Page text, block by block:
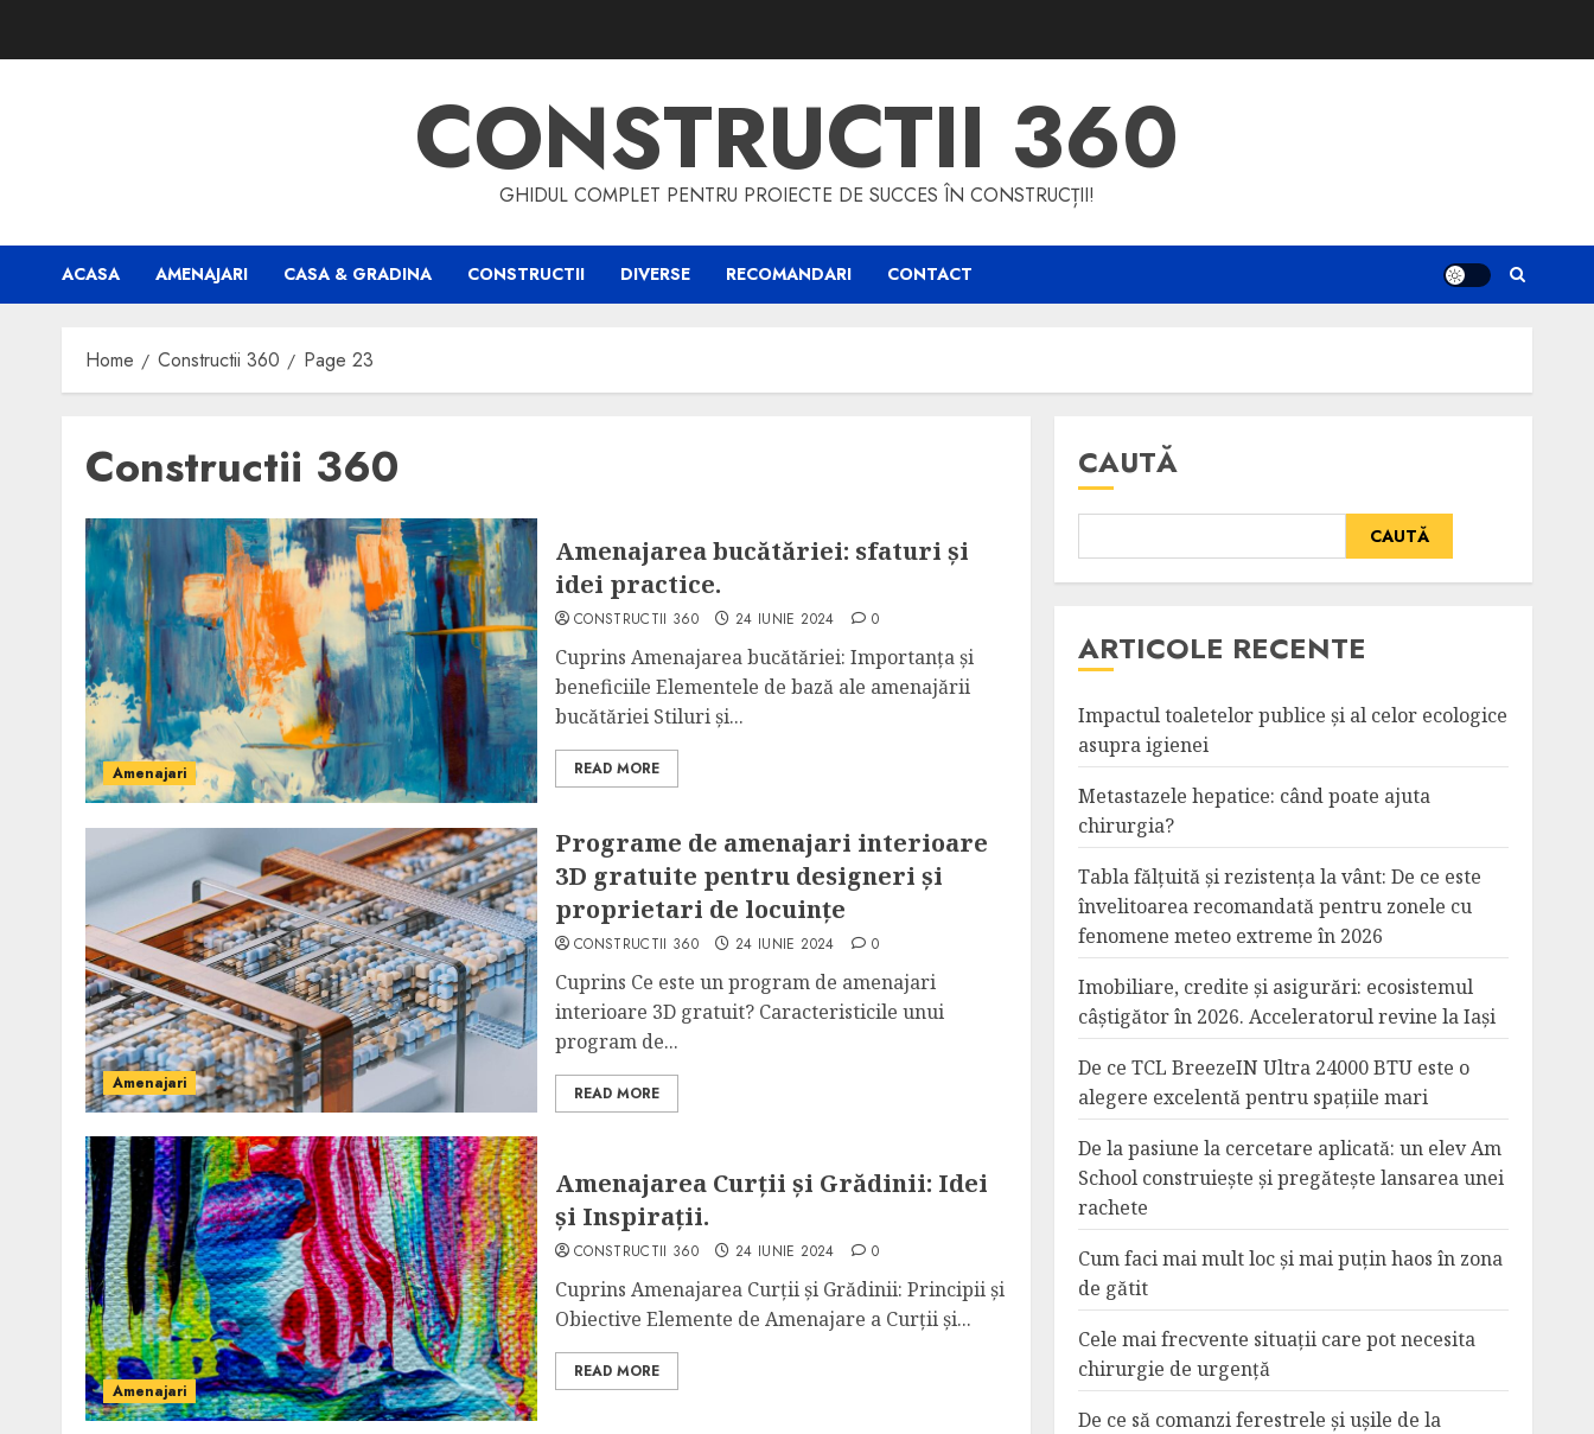
CONSTRUCTII 360
GHIDUL COMPLET PENTRU PROIECTE DE SUCCES ÎN CONSTRUCȚII!
ACASA AMENAJARI CASA & GRADINA CONSTRUCTII DIVERSE RECOMANDARI CONTACT
Home Constructii 360 Page 23
Constructii 360
Amenajari
Amenajarea bucătăriei: sfaturi și
idei practice.
CONSTRUCTII 360 24 IUNIE 2024 0
Cuprins Amenajarea bucătăriei: Importanța și
beneficiile Elementele de bază ale amenajării
bucătăriei Stiluri și...
READ MORE
Amenajari
Programe de amenajari interioare
3D gratuite pentru designeri și
proprietari de locuințe
CONSTRUCTII 360 24 IUNIE 2024 0
Cuprins Ce este un program de amenajari
interioare 3D gratuit? Caracteristicile unui
program de...
READ MORE
Amenajari
Amenajarea Curții și Grădinii: Idei
și Inspirații.
CONSTRUCTII 360 24 IUNIE 2024 0
Cuprins Amenajarea Curții și Grădinii: Principii și
Obiective Elemente de Amenajare a Curții și...
READ MORE
CAUTĂ
CAUTĂ
ARTICOLE RECENTE
Impactul toaletelor publice și al celor ecologice
asupra igienei
Metastazele hepatice: când poate ajuta
chirurgia?
Tabla fălțuită și rezistența la vânt: De ce este
învelitoarea recomandată pentru zonele cu
fenomene meteo extreme în 2026
Imobiliare, credite și asigurări: ecosistemul
câștigător în 2026. Acceleratorul revine la Iași
De ce TCL BreezeIN Ultra 24000 BTU este o
alegere excelentă pentru spațiile mari
De la pasiune la cercetare aplicată: un elev Am
School construiește și pregătește lansarea unei
rachete
Cum faci mai mult loc și mai puțin haos în zona
de gătit
Cele mai frecvente situații care pot necesita
chirurgie de urgență
De ce să comanzi ferestrele și ușile de la